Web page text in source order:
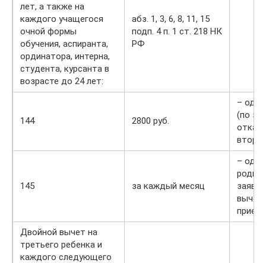
лет, а также на
каждого учащегося
очной формы
обучения, аспиранта,
ординатора, интерна,
студента, курсанта в
возрасте до 24 лет:
абз. 1, 3, 6, 8, 11, 15
подп. 4 п. 1 ст. 218 НК
РФ
144 2800 руб.
–
(по
145 за каждый месяц
–
Двойной вычет на
третьего ребенка и
каждого следующего